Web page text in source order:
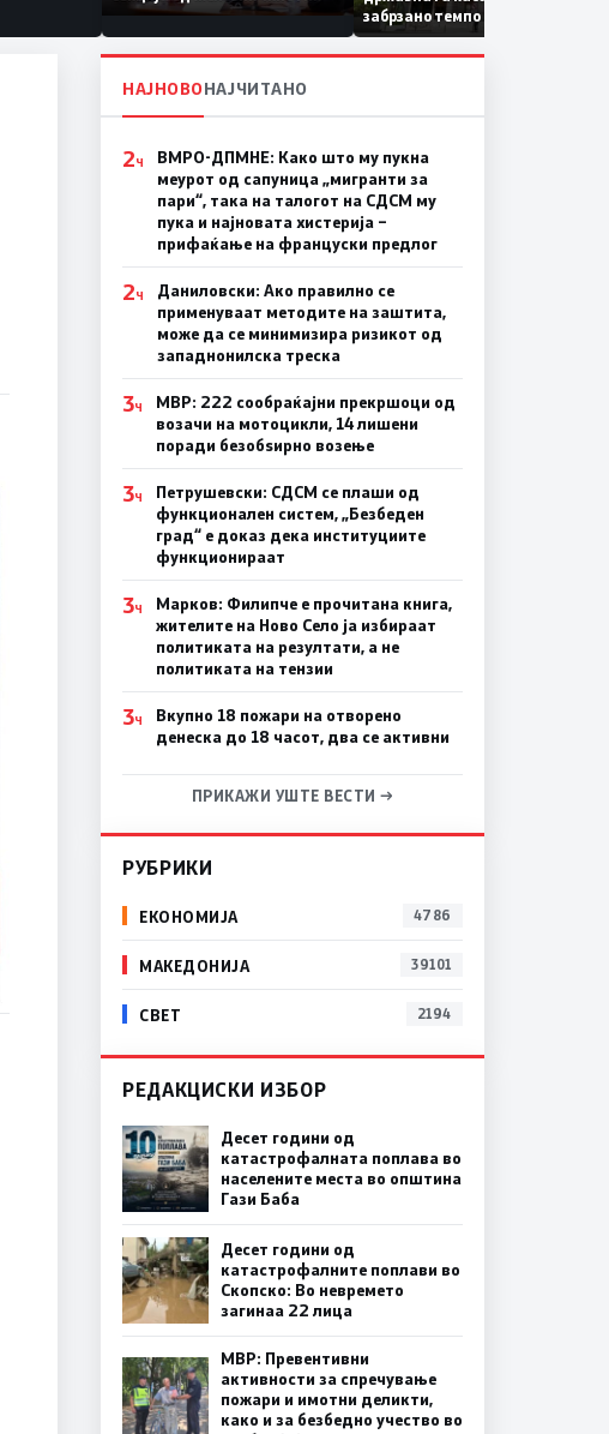
Коридор 8, Македонија
станува раскрсница на
Балканот
забрзано темпо
НАЈНОВОНАЈЧИТАНО
2Ч
ВМРО-ДПМНЕ: Како што му пукна
меурот од сапуница „мигранти за
пари“, така на талогот на СДСМ му
пука и најновата хистерија –
прифаќање на француски предлог
2Ч
Даниловски: Ако правилно се
применуваат методите на заштита,
може да се минимизира ризикот од
западнонилска треска
3Ч
МВР: 222 сообраќајни прекршоци од
возачи на мотоцикли, 14 лишени
поради безобѕирно возење
3Ч
Петрушевски: СДСМ се плаши од
функционален систем, „Безбеден
град“ е доказ дека институциите
функционираат
3Ч
Марков: Филипче е прочитана книга,
жителите на Ново Село ја избираат
политиката на резултати, а не
политиката на тензии
3Ч
Вкупно 18 пожари на отворено
денеска до 18 часот, два се активни
ПРИКАЖИ УШТЕ ВЕСТИ →
РУБРИКИ
ЕКОНОМИЈА 4786
МАКЕДОНИЈА 39101
СВЕТ 2194
РЕДАКЦИСКИ ИЗБОР
Десет години од
катастрофалната поплава во
населените места во општина
Гази Баба
Десет години од
катастрофалните поплави во
Скопско: Во невремето
загинаа 22 лица
МВР: Превентивни
активности за спречување
пожари и имотни деликти,
како и за безбедно учество во